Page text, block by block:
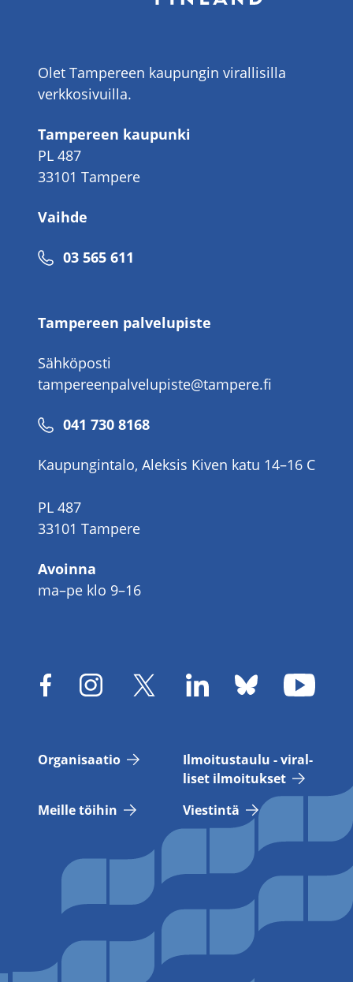
Olet Tampereen kaupungin virallisilla
verkkosivuilla.
Tampereen kaupunki
PL 487
33101 Tampere
Vaihde
Puhelinnumero
03 565 611
Tampereen palvelupiste
Sähköposti
tampereenpalvelupiste@tampere.fi
Puhelinnumero
041 730 8168
Kaupungintalo, Aleksis Kiven katu 14–16 C
PL 487
33101 Tampere
Avoinna
ma–pe klo 9–16
Or­ga­ni­saa­tio
Il­moi­tus­tau­lu - vi­ral­
li­set il­moi­tuk­set
Meil­le töi­hin
Vies­tin­tä